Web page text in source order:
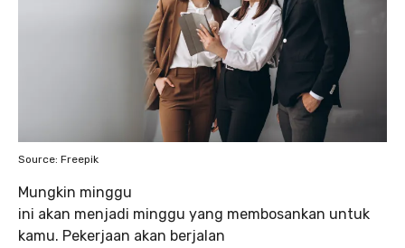
Source: Freepik
Mungkin minggu
ini akan menjadi minggu yang membosankan untuk
kamu. Pekerjaan akan berjalan